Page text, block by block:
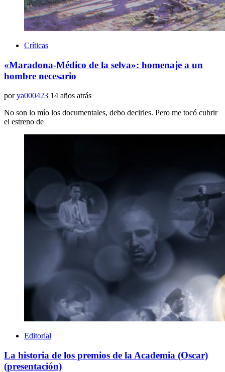
Críticas
«Maradona-Médico de la selva»: homenaje a un
hombre necesario
por ya000423 14 años atrás
No son lo mío los documentales, debo decirles. Pero me tocó cubrir
el estreno de
Editorial
La historia de los premios de la Academia (Oscar)
(presentación)